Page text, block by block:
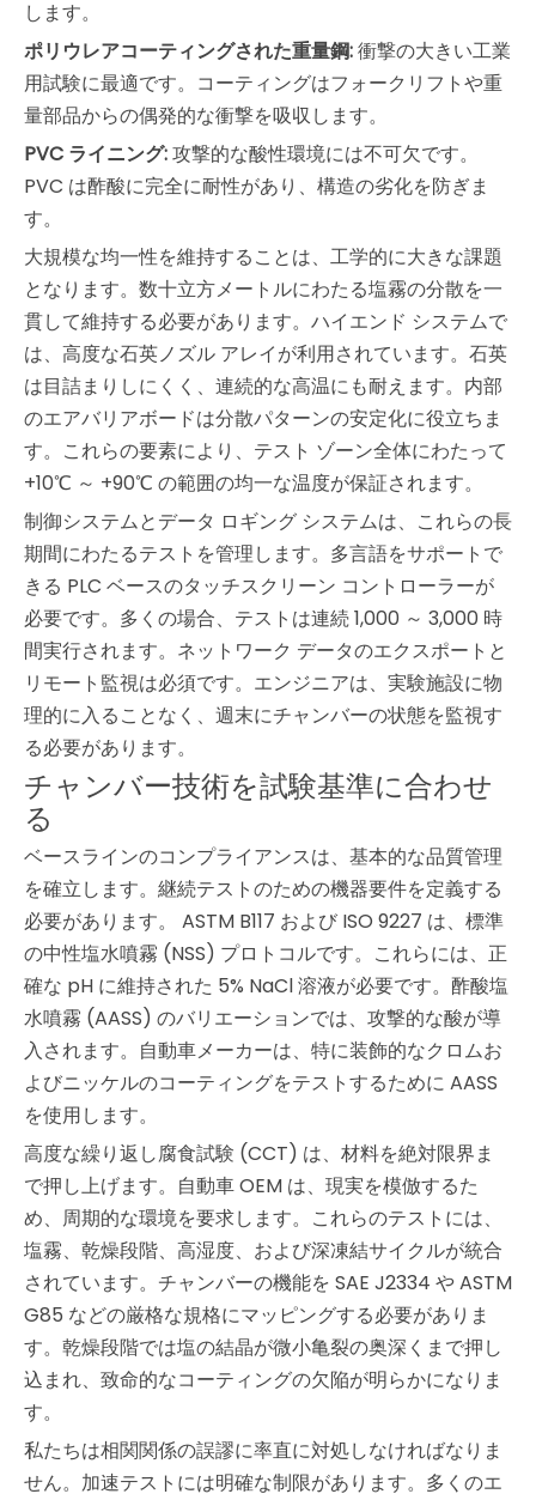
します。
ポリウレアコーティングされた重量鋼:衝撃の大きい工業
用試験に最適です。コーティングはフォークリフトや重
量部品からの偶発的な衝撃を吸収します。
PVC ライニング:攻撃的な酸性環境には不可欠です。
PVC は酢酸に完全に耐性があり、構造の劣化を防ぎま
す。
大規模な均一性を維持することは、工学的に大きな課題
となります。数十立方メートルにわたる塩霧の分散を一
貫して維持する必要があります。ハイエンド システムで
は、高度な石英ノズル アレイが利用されています。石英
は目詰まりしにくく、連続的な高温にも耐えます。内部
のエアバリアボードは分散パターンの安定化に役立ちま
す。これらの要素により、テスト ゾーン全体にわたって
+10℃ ～ +90℃ の範囲の均一な温度が保証されます。
制御システムとデータ ロギング システムは、これらの長
期間にわたるテストを管理します。多言語をサポートで
きる PLC ベースのタッチスクリーン コントローラーが
必要です。多くの場合、テストは連続 1,000 ～ 3,000 時
間実行されます。ネットワーク データのエクスポートと
リモート監視は必須です。エンジニアは、実験施設に物
理的に入ることなく、週末にチャンバーの状態を監視す
る必要があります。
チャンバー技術を試験基準に合わせ
る
ベースラインのコンプライアンスは、基本的な品質管理
を確立します。継続テストのための機器要件を定義する
必要があります。 ASTM B117 および ISO 9227 は、標準
の中性塩水噴霧 (NSS) プロトコルです。これらには、正
確な pH に維持された 5% NaCl 溶液が必要です。酢酸塩
水噴霧 (AASS) のバリエーションでは、攻撃的な酸が導
入されます。自動車メーカーは、特に装飾的なクロムお
よびニッケルのコーティングをテストするために AASS
を使用します。
高度な繰り返し腐食試験 (CCT) は、材料を絶対限界ま
で押し上げます。自動車 OEM は、現実を模倣するた
め、周期的な環境を要求します。これらのテストには、
塩霧、乾燥段階、高湿度、および深凍結サイクルが統合
されています。チャンバーの機能を SAE J2334 や ASTM
G85 などの厳格な規格にマッピングする必要がありま
す。乾燥段階では塩の結晶が微小亀裂の奥深くまで押し
込まれ、致命的なコーティングの欠陥が明らかになりま
す。
私たちは相関関係の誤謬に率直に対処しなければなりま
せん。加速テストには明確な制限があります。多くのエ